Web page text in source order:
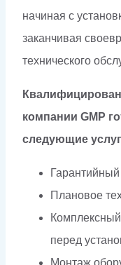
начиная с
заканчивая
технического
компании GMP
следующие
Плановое
перед
Монтаж